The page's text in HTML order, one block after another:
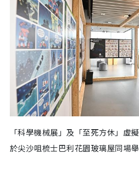
「科學機械展」及「至死方休」虛
於尖沙咀梳士巴利花園玻璃屋同場